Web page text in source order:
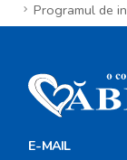
Programul de
E-MAIL